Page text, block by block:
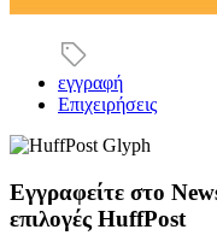
εγγραφή
Επιχειρήσεις
Εγγραφείτε στο
επιλογές HuffPost